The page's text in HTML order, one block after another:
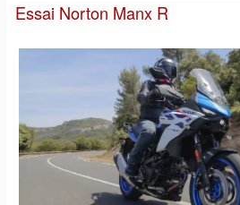
Essai Norton Manx R